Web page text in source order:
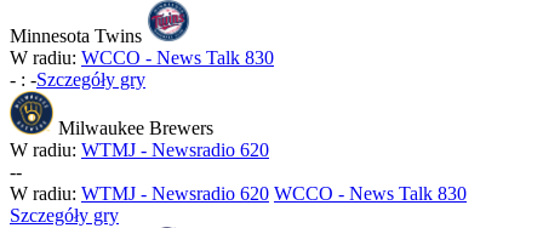
Minnesota Twins
W radiu: WCCO - News Talk 830
- : -Szczegóły gry
Milwaukee Brewers
W radiu: WTMJ - Newsradio 620
--
W radiu: WTMJ - Newsradio 620 WCCO - News Talk 830
Szczegóły gry